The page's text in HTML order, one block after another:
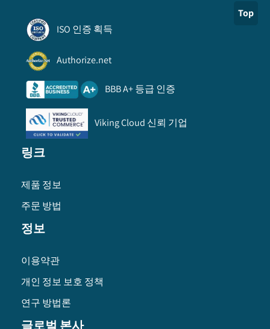
Top
ISO 인증 획득
Authorize.net
BBB A+ 등급 인증
Viking Cloud 신뢰 기업
링크
제품 정보
주문 방법
정보
이용약관
개인 정보 보호 정책
연구 방법론
글로벌 본사